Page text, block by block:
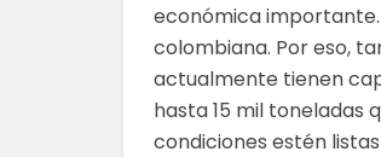
económica
colombiana. Por eso,
actualmente tienen
hasta 15 mil toneladas
condiciones estén